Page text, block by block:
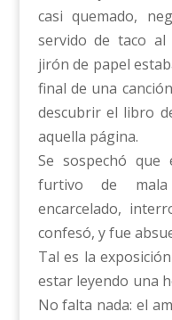
casi quemado,
servido de taco al
jirón de papel
final de una
descubrir el libro
aquella página.
Se sospechó que
furtivo de mala
encarcelado,
confesó, y fue
Tal es la
estar leyendo una
No falta nada: el